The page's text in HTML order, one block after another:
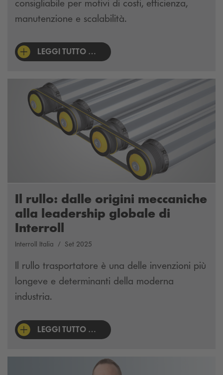
consigliabile per motivi di costi, efficienza,
manutenzione e scalabilità.
LEGGI TUTTO …
Il rullo: dalle origini meccaniche
alla leadership globale di
Interroll
Interroll Italia Set 2025
Il rullo trasportatore è una delle invenzioni più
longeve e determinanti della moderna
industria.
LEGGI TUTTO …